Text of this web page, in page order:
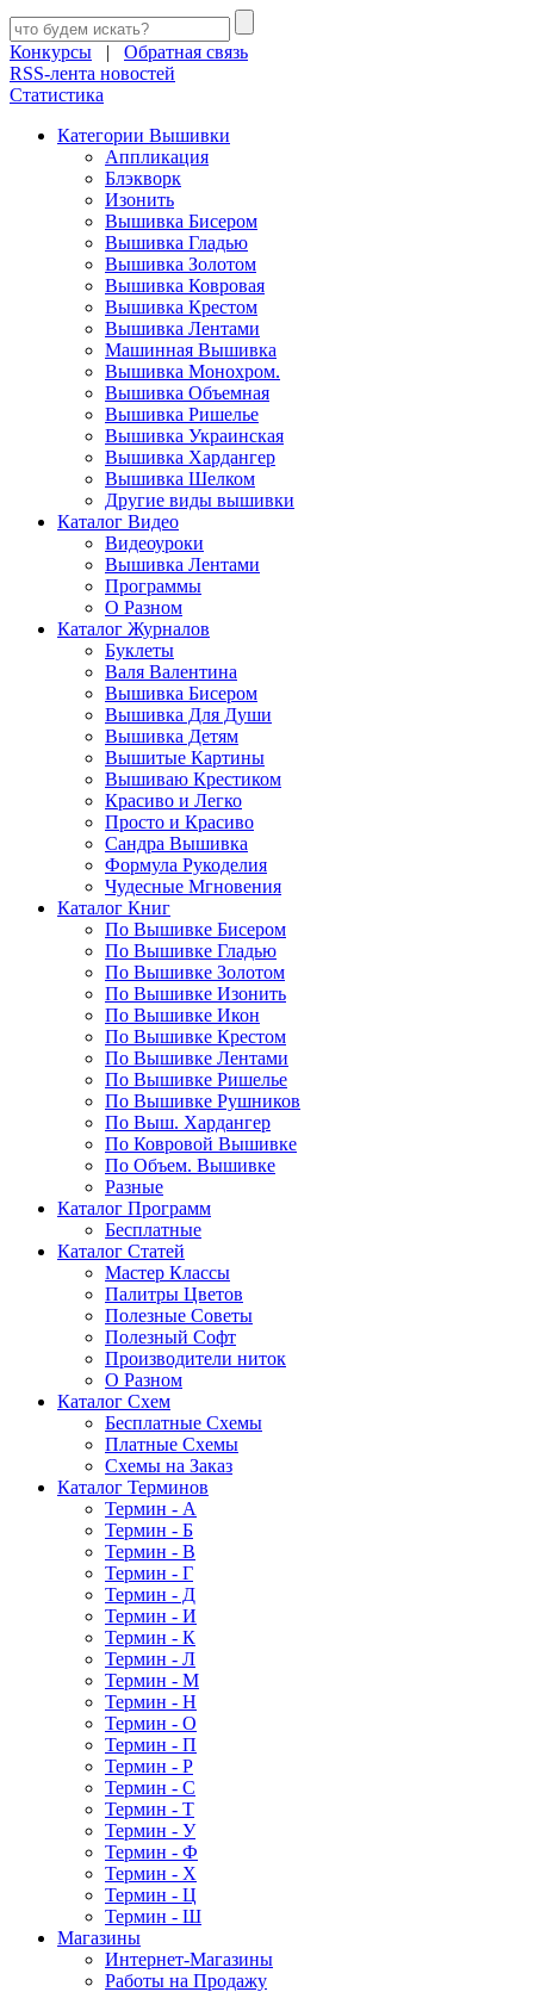
Конкурсы | Обратная связь
RSS-лента новостей
Статистика
Категории Вышивки
Аппликация
Блэкворк
Изонить
Вышивка Бисером
Вышивка Гладью
Вышивка Золотом
Вышивка Ковровая
Вышивка Крестом
Вышивка Лентами
Машинная Вышивка
Вышивка Монохром.
Вышивка Объемная
Вышивка Ришелье
Вышивка Украинская
Вышивка Хардангер
Вышивка Шелком
Другие виды вышивки
Каталог Видео
Видеоуроки
Вышивка Лентами
Программы
О Разном
Каталог Журналов
Буклеты
Валя Валентина
Вышивка Бисером
Вышивка Для Души
Вышивка Детям
Вышитые Картины
Вышиваю Крестиком
Красиво и Легко
Просто и Красиво
Сандра Вышивка
Формула Рукоделия
Чудесные Мгновения
Каталог Книг
По Вышивке Бисером
По Вышивке Гладью
По Вышивке Золотом
По Вышивке Изонить
По Вышивке Икон
По Вышивке Крестом
По Вышивке Лентами
По Вышивке Ришелье
По Вышивке Рушников
По Выш. Хардангер
По Ковровой Вышивке
По Объем. Вышивке
Разные
Каталог Программ
Бесплатные
Каталог Статей
Мастер Классы
Палитры Цветов
Полезные Советы
Полезный Софт
Производители ниток
О Разном
Каталог Схем
Бесплатные Схемы
Платные Схемы
Схемы на Заказ
Каталог Терминов
Термин - А
Термин - Б
Термин - В
Термин - Г
Термин - Д
Термин - И
Термин - К
Термин - Л
Термин - М
Термин - Н
Термин - О
Термин - П
Термин - Р
Термин - С
Термин - Т
Термин - У
Термин - Ф
Термин - Х
Термин - Ц
Термин - Ш
Магазины
Интернет-Магазины
Работы на Продажу